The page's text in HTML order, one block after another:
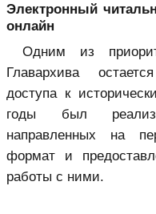
Электронный
онлайн
Одним из
Главархива
доступа к
годы был
направленных на
формат и
работы с ними.